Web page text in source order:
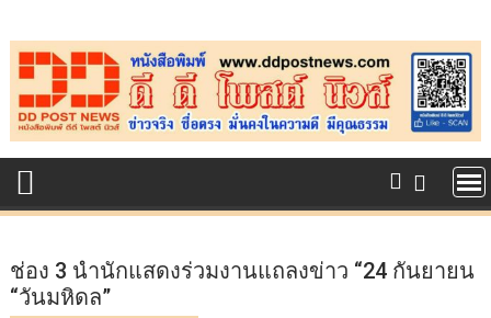
to
content
ช่อง 3 นำนักแสดงร่วมงานแถลงข่าว “24 กันยายน
“วันมหิดล”